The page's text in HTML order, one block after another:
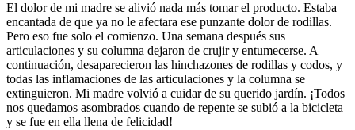
El dolor de mi madre se alivió nada más tomar el producto. Estaba
encantada de que ya no le afectara ese punzante dolor de rodillas.
Pero eso fue solo el comienzo. Una semana después sus
articulaciones y su columna dejaron de crujir y entumecerse. A
continuación, desaparecieron las hinchazones de rodillas y codos, y
todas las inflamaciones de las articulaciones y la columna se
extinguieron. Mi madre volvió a cuidar de su querido jardín. ¡Todos
nos quedamos asombrados cuando de repente se subió a la bicicleta
y se fue en ella llena de felicidad!